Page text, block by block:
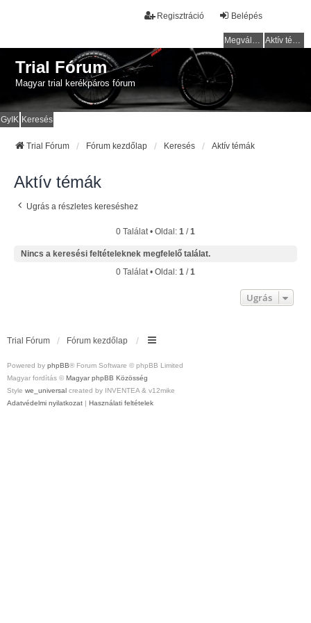
Belépés
Regisztráció
Megválaszolatlan témák Aktív témák
Trial Fórum
Magyar trial kerékpáros fórum
GyIK Keresés
Trial Fórum Fórum kezdőlap Keresés Aktív témák
Aktív témák
Ugrás a részletes kereséshez
0 Találat • Oldal: 1 /1
Nincs a keresési feltételeknek megfelelő találat.
0 Találat • Oldal: 1 /1
Ugrás
Trial Fórum Fórum kezdőlap
Powered by phpBB® Forum Software © phpBB Limited
Magyar fordítás © Magyar phpBB Közösség
Style we_universal created by INVENTEA & v12mike
Adatvédelmi nyilatkozat | Használati feltételek